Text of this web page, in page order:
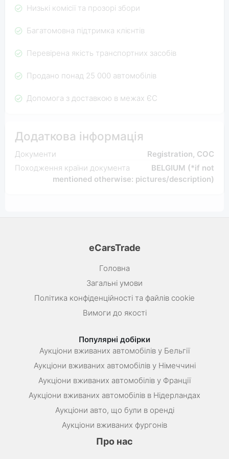
Низькі комісії та прозорі збори
Багатомовна підтримка клієнтів
Перевірена якість транспортних засобів
Продано понад 25 000 автомобілів
Допомога з доставкою в межах ЄС
Додаткова інформація
Документи
Registration, COC
Походження країни документа
BELGIUM (*if not
mentioned otherwise: pictures/description)
eCarsTrade
Головна
Загальні умови
Політика конфіденційності та файлів cookie
Вимоги до якості
Популярні добірки
Аукціони вживаних автомобілів у Бельгії
Аукціони вживаних автомобілів у Німеччині
Аукціони вживаних автомобілів у Франції
Аукціони вживаних автомобілів в Нідерландах
Аукціони авто, що були в оренді
Аукціони вживаних фургонів
Про нас